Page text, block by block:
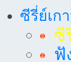
ซีรี่ย์เก
ซี
ฟั